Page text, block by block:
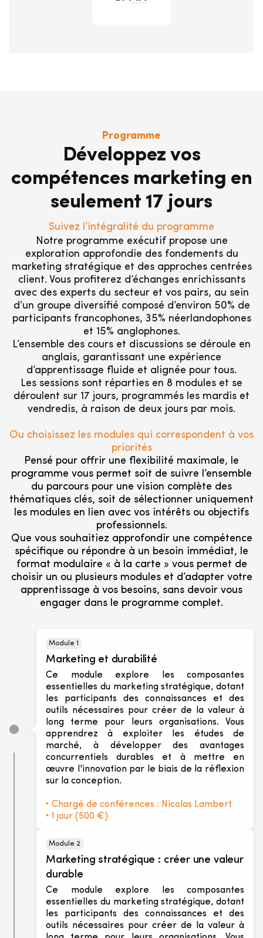
Programme
Développez vos
compétences marketing en
seulement 17 jours
Suivez l’intégralité du programme
Notre programme exécutif propose une
exploration approfondie des fondements du
marketing stratégique et des approches centrées
client. Vous profiterez d’échanges enrichissants
avec des experts du secteur et vos pairs, au sein
d’un groupe diversifié composé d’environ 50% de
participants francophones, 35% néerlandophones
et 15% anglophones.
L’ensemble des cours et discussions se déroule en
anglais, garantissant une expérience
d’apprentissage fluide et alignée pour tous.
Les sessions sont réparties en 8 modules et se
déroulent sur 17 jours, programmés les mardis et
vendredis, à raison de deux jours par mois.
Ou choisissez les modules qui correspondent à vos
priorités
Pensé pour offrir une flexibilité maximale, le
programme vous permet soit de suivre l’ensemble
du parcours pour une vision complète des
thématiques clés, soit de sélectionner uniquement
les modules en lien avec vos intérêts ou objectifs
professionnels.
Que vous souhaitiez approfondir une compétence
spécifique ou répondre à un besoin immédiat, le
format modulaire « à la carte » vous permet de
choisir un ou plusieurs modules et d’adapter votre
apprentissage à vos besoins, sans devoir vous
engager dans le programme complet.
Module 1
Marketing et durabilité
Ce module explore les composantes
essentielles du marketing stratégique, dotant
les participants des connaissances et des
outils nécessaires pour créer de la valeur à
long terme pour leurs organisations. Vous
apprendrez à exploiter les études de
marché, à développer des avantages
concurrentiels durables et à mettre en
œuvre l'innovation par le biais de la réflexion
sur la conception.
‣ Chargé de conférences : Nicolas Lambert
‣ 1 jour (500 €)
Module 2
Marketing stratégique : créer une valeur
durable
Ce module explore les composantes
essentielles du marketing stratégique, dotant
les participants des connaissances et des
outils nécessaires pour créer de la valeur à